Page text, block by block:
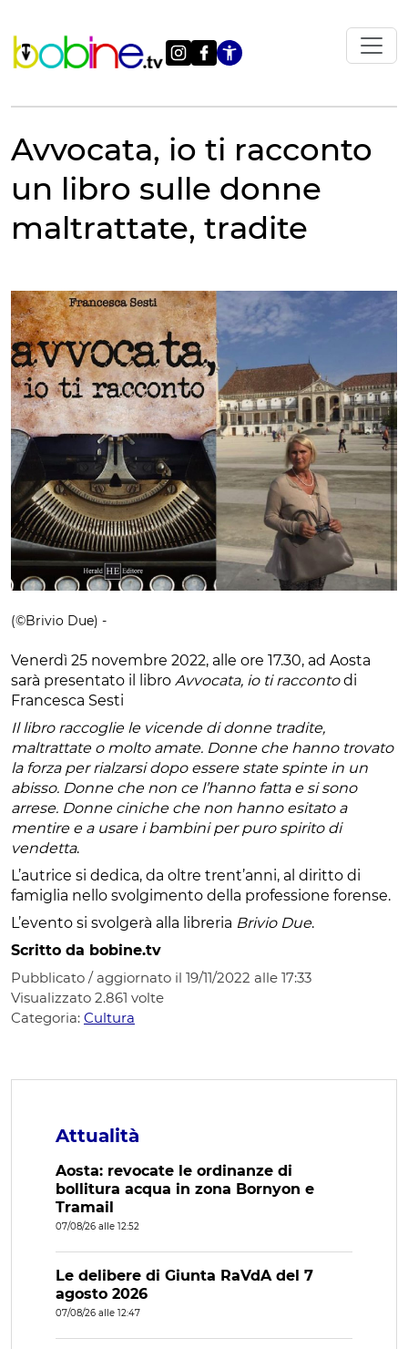
contenuto
Apri le
Avvocata, io ti racconto
un libro sulle donne
maltrattate, tradite
(©Brivio Due) -
Venerdì 25 novembre 2022, alle ore 17.30, ad Aosta
sarà presentato il libro Avvocata, io ti raccontodi
Francesca Sesti
Il libro raccoglie le vicende di donne tradite,
maltrattate o molto amate. Donne che hanno trovato
la forza per rialzarsi dopo essere state spinte in un
abisso. Donne che non ce l’hanno fatta e si sono
arrese. Donne ciniche che non hanno esitato a
mentire e a usare i bambini per puro spirito di
vendetta.
L’autrice si dedica, da oltre trent’anni, al diritto di
famiglia nello svolgimento della professione forense.
L’evento si svolgerà alla libreria Brivio Due.
Scritto da bobine.tv
Pubblicato / aggiornato il 19/11/2022 alle 17:33
Visualizzato 2.861 volte
Categoria: Cultura
Attualità
Aosta: revocate le ordinanze di
bollitura acqua in zona Bornyon e
Tramail
07/08/26 alle 12:52
Le delibere di Giunta RaVdA del 7
agosto 2026
07/08/26 alle 12:47